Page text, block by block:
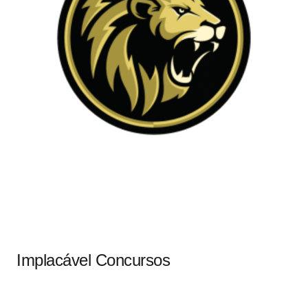
Implacável Concursos